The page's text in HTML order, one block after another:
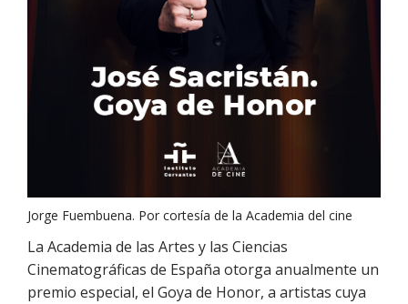
Jorge Fuembuena. Por cortesía de la Academia del cine
La Academia de las Artes y las Ciencias
Cinematográficas de España otorga anualmente un
premio especial, el Goya de Honor, a artistas cuya